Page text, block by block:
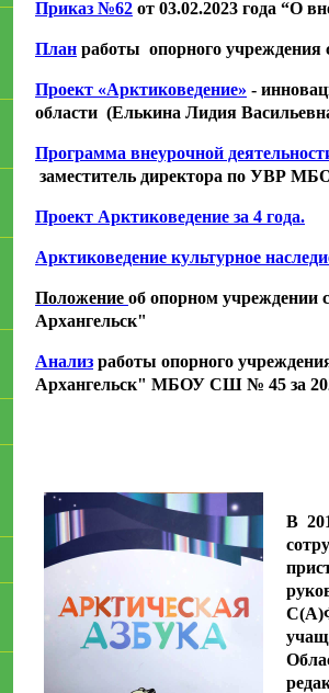
Приказ №62 от 03.02.2023 года “О
План работы опорного
Проект «Арктиковедение» -
области (Елькина Лидия
Программа внеурочной
заместитель директора по УВР
Проект Арктиковедение за 4 года.
Арктиковедение культурное
Положение об опорном учреждении
Архангельск"
Анализ работы опорного
Архангельск" МБОУ СШ № 45 за
В